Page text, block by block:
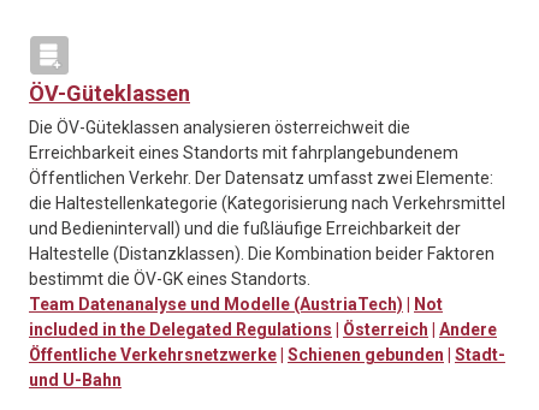
ÖV-Güteklassen
Die ÖV-Güteklassen analysieren österreichweit die
Erreichbarkeit eines Standorts mit fahrplangebundenem
Öffentlichen Verkehr. Der Datensatz umfasst zwei Elemente:
die Haltestellenkategorie (Kategorisierung nach Verkehrsmittel
und Bedienintervall) und die fußläufige Erreichbarkeit der
Haltestelle (Distanzklassen). Die Kombination beider Faktoren
bestimmt die ÖV-GK eines Standorts.
Team Datenanalyse und Modelle (AustriaTech)
Not
included in the Delegated Regulations
Österreich
Andere
Öffentliche Verkehrsnetzwerke Schienen gebunden
Stadt-
und U-Bahn